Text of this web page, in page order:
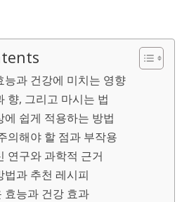
능과 건강에 미치는 영향
향, 그리고 마시는 법
에 쉽게 적용하는 방법
의해야 할 점과 부작용
연구와 과학적 근거
법과 추천 레시피
효능과 건강 효과